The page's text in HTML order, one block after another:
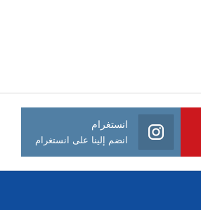
انستغرام
انضم إلينا على انستغرام